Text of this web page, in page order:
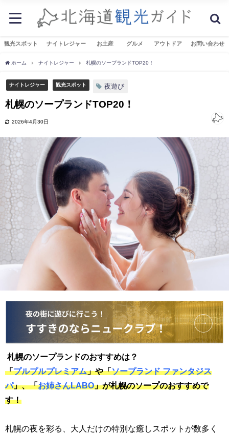
観光スポット ナイトレジャー お土産 グルメ アウトドア お問い合わせ
ホーム ナイトレジャー 札幌のソープランドTOP20！
ナイトレジャー 観光スポット 夜遊び
札幌のソープランドTOP20！
2026年4月30日
札幌のソープランドのおすすめは？
「プルプルプレミアム」や「ソープランド ファンタジス
パ」、「お姉さんLABO」が札幌のソープのおすすめで
す！
札幌の夜を彩る、大人だけの特別な癒しスポットが数多く